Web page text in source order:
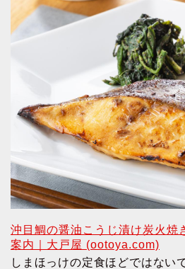
沖目鯛の醤油こうじ漬け炭火焼
案内｜大戸屋 (ootoya.com)
しまほっけの定食ほどではない